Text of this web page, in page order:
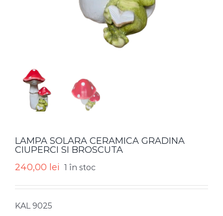
LAMPA SOLARA CERAMICA GRADINA
CIUPERCI SI BROSCUTA
240,00 lei 1 în stoc
KAL 9025